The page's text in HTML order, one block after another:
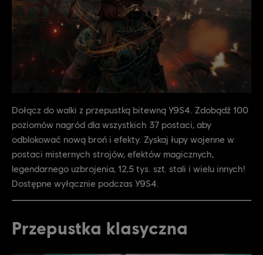
Dołącz do walki z przepustką bitewną Y9S4. Zdobądź 100
poziomów nagród dla wszystkich 37 postaci, aby
odblokować nową broń i efekty. Zyskaj łupy wojenne w
postaci misternych strojów, efektów magicznych,
legendarnego uzbrojenia, 12,5 tys. szt. stali i wielu innych!
Dostępne wyłącznie podczas Y9S4.
Przepustka klasyczna